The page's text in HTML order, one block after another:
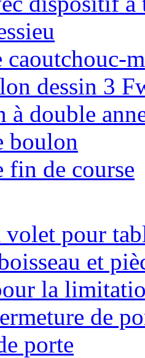
caoutchouc-
dessin 3
à double
boulon
fin de course
volet pour
et
la
de
porte